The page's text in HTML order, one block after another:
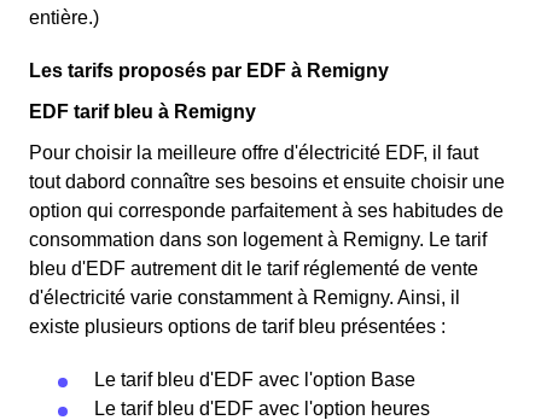
entière.)
Les tarifs proposés par EDF à Remigny
EDF tarif bleu à Remigny
Pour choisir la meilleure offre d'électricité EDF, il faut
tout dabord connaître ses besoins et ensuite choisir une
option qui corresponde parfaitement à ses habitudes de
consommation dans son logement à Remigny. Le tarif
bleu d'EDF autrement dit le tarif réglementé de vente
d'électricité varie constamment à Remigny. Ainsi, il
existe plusieurs options de tarif bleu présentées :
Le tarif bleu d'EDF avec l'option Base
Le tarif bleu d'EDF avec l'option heures